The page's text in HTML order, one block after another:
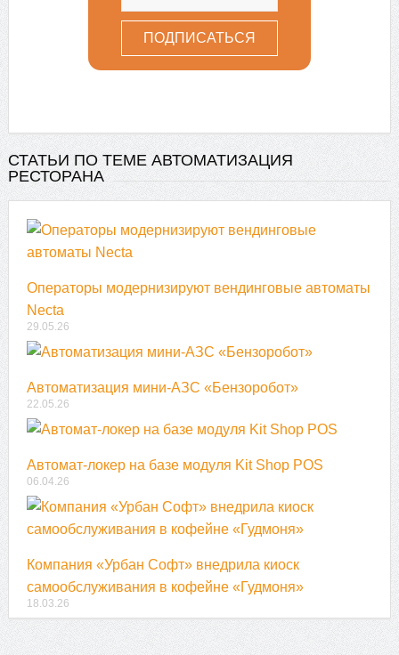
СТАТЬИ ПО ТЕМЕ АВТОМАТИЗАЦИЯ
РЕСТОРАНА
Операторы модернизируют вендинговые автоматы
Necta
29.05.26
Автоматизация мини-АЗС «Бензоробот»
22.05.26
Автомат-локер на базе модуля Kit Shop POS
06.04.26
Компания «Урбан Софт» внедрила киоск
самообслуживания в кофейне «Гудмоня»
18.03.26